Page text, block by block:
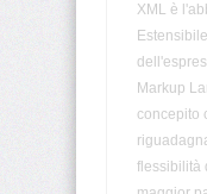
XML è
Markup
concepito
flessibilità